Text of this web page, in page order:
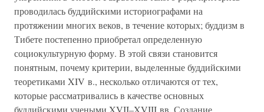
проводилась буддийскими историографами на
протяжении многих веков, в течение которых; буддизм в
Тибете постепенно приобретал определенную
социокультурную форму. В этой связи становится
понятным, почему критерии, выделенные буддийскими
теоретиками XIV в., несколько отличаются от тех,
которые рассматривались в качестве основных
буддийскими учеными XVII–XVIII вв. Создание